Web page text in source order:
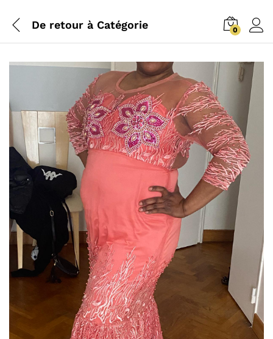
De retour à Catégorie 0